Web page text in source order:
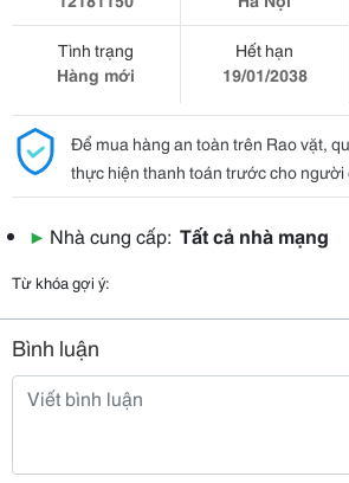
Tình trạng
Hàng mới
Hết hạn
19/01/2038
Để mua hàng an toàn trên Rao vặt,
thực hiện thanh toán trước cho người
▶ Nhà cung cấp: Tất cả nhà mạng
Từ khóa gợi ý:
Bình luận